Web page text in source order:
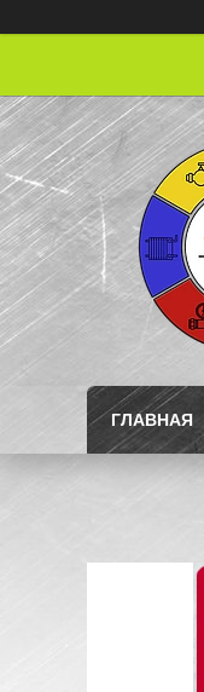
ГЛАВНАЯ